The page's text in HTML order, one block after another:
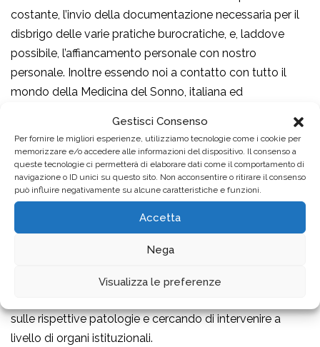
Gestisci Consenso
Per fornire le migliori esperienze, utilizziamo tecnologie come i cookie per
memorizzare e/o accedere alle informazioni del dispositivo. Il consenso a
queste tecnologie ci permetterà di elaborare dati come il comportamento di
navigazione o ID unici su questo sito. Non acconsentire o ritirare il consenso
può influire negativamente su alcune caratteristiche e funzioni.
Accetta
Nega
Visualizza le preferenze
costante, l’invio della documentazione necessaria per il
disbrigo delle varie pratiche burocratiche, e, laddove
possibile, l’affiancamento personale con nostro
personale. Inoltre essendo noi a contatto con tutto il
mondo della Medicina del Sonno, italiana ed
informative derivanti dai vari convegni e congressi o dai
nostri medici.
Domanda 6: Un messaggio per i soci ANMIC
In che modo le nostre due associazioni possono
fare fronte comune per migliorare la qualità della
vita dei cittadini con disabilità o patologie
sulle rispettive patologie e cercando di intervenire a
livello di organi istituzionali.